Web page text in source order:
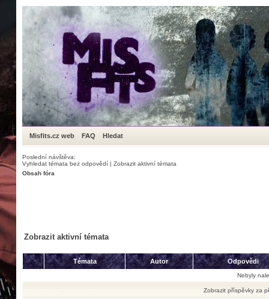
Misfits.cz web FAQ Hledat
Poslední návštěva:
Vyhledat témata bez odpovědí | Zobrazit aktivní témata
Obsah fóra
Zobrazit aktivní témata
Témata Autor Odpovědi
Nebyly
Zobrazit příspěvky za